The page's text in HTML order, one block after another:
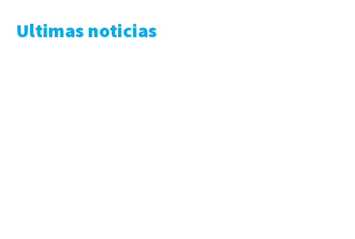
Ultimas noticias